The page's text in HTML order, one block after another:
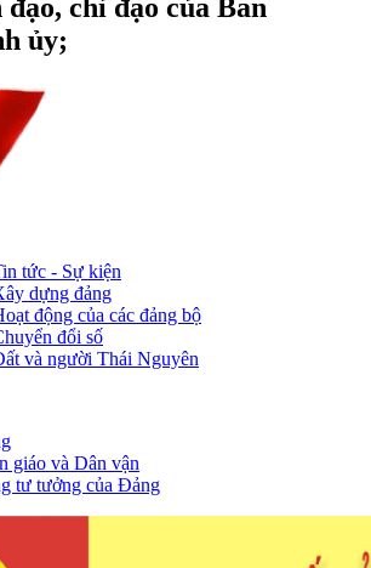
chỉ đạo của Ban
ủy;
tức - Sự kiện
dựng đảng
động của các đảng bộ
đổi số
và người Thái Nguyên
giáo và Dân vận
tư tưởng của Đảng